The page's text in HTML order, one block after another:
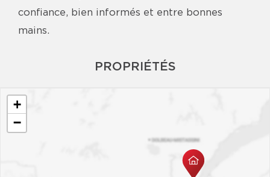
confiance, bien informés et entre bonnes
mains.
PROPRIÉTÉS
+
−